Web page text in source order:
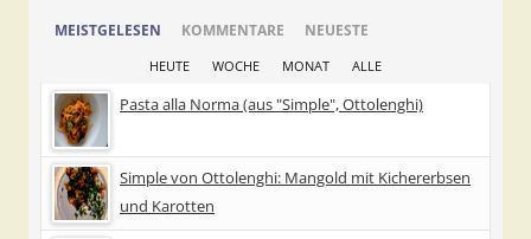
MEISTGELESEN KOMMENTARE NEUESTE
HEUTE WOCHE MONAT ALLE
Pasta alla Norma (aus "Simple", Ottolenghi)
Simple von Ottolenghi: Mangold mit Kichererbsen
und Karotten